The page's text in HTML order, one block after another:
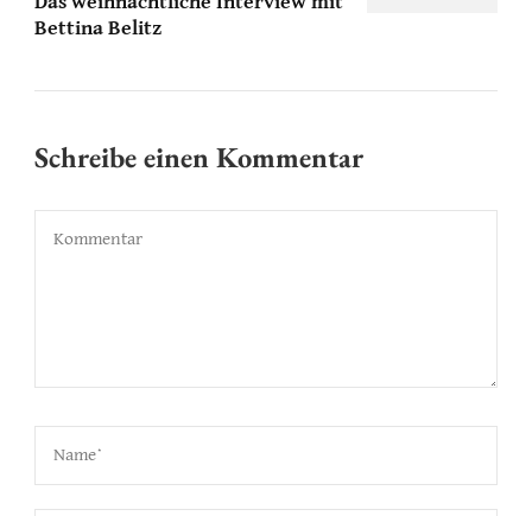
Bettina Belitz
Schreibe einen Kommentar